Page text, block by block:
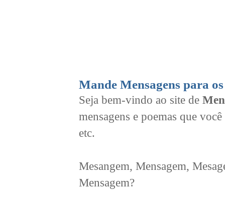
Mande Mensagens para
Seja bem-vindo ao site de
mensagens e poemas que
etc.
Mesangem, Mensagem,
Mensagem?